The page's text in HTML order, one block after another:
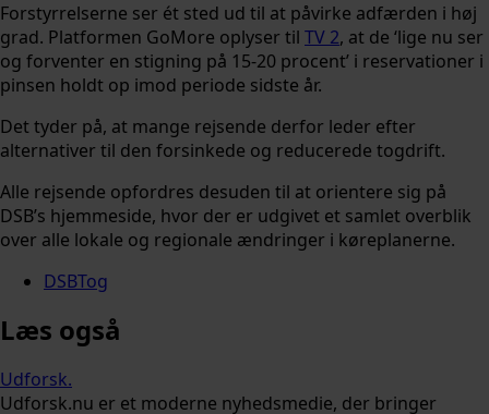
Forstyrrelserne ser ét sted ud til at påvirke adfærden i høj
grad. Platformen GoMore oplyser til TV 2, at de ‘lige nu ser
og forventer en stigning på 15-20 procent’ i reservationer i
pinsen holdt op imod periode sidste år.
Det tyder på, at mange rejsende derfor leder efter
alternativer til den forsinkede og reducerede togdrift.
Alle rejsende opfordres desuden til at orientere sig på
DSB’s hjemmeside, hvor der er udgivet et samlet overblik
over alle lokale og regionale ændringer i køreplanerne.
DSBTog
Læs også
Udforsk.
Udforsk.nu er et moderne nyhedsmedie, der bringer